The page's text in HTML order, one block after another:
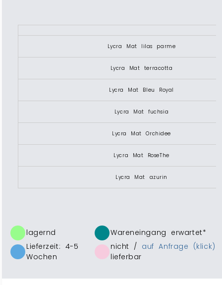
Lycra Mat lilas parme
Lycra Mat terracotta
Lycra Mat Bleu Royal
Lycra Mat fuchsia
Lycra Mat Orchidee
Lycra Mat RoseThe
Lycra Mat azurin
lagernd
Wareneingang erwartet*
Lieferzeit: 4-5
Wochen
nicht / auf Anfrage (klick)
lieferbar